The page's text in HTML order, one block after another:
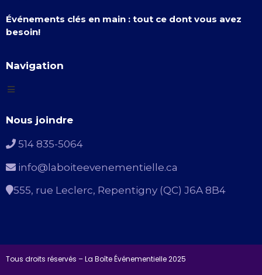
Événements clés en main : tout ce dont vous avez
besoin!
Navigation
Nous joindre
514 835-5064
info@laboiteevenementielle.ca
555, rue Leclerc, Repentigny (QC) J6A 8B4
Tous droits réservés – La Boîte Événementielle 2025